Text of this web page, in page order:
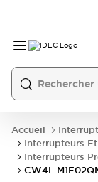
Accueil
Interrupteurs
Interrupteurs
CW4L-